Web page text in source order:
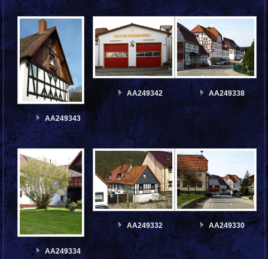
AA249343
AA249342 AA249338
AA249334
AA249332 AA249330